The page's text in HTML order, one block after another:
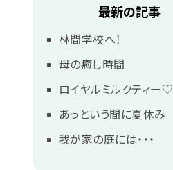
最新の記事
林間学校へ！
母の癒し時間
ロイヤルミルクティー♡
あっという間に夏休み
我が家の庭には・・・